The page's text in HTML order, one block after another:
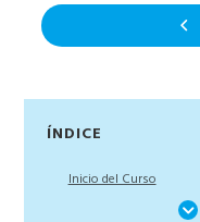
Barra
lateral
ÍNDICE
Inicio del Curso